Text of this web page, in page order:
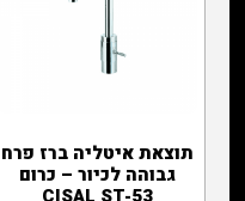
תוצאת איטליה ברז פרח
גבוהה לכיור – כרום